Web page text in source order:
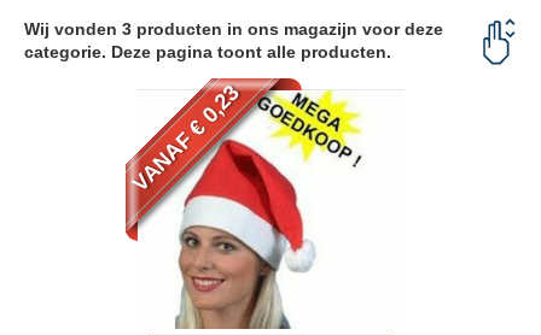
Wij vonden 3 producten in ons magazijn voor deze
categorie. Deze pagina toont alle producten.
VANAF € 0,23